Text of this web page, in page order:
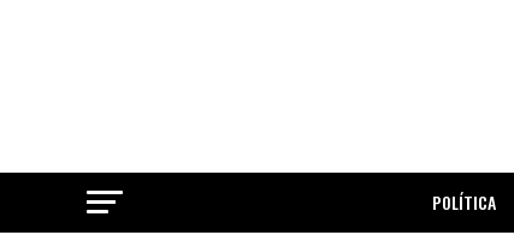
POLÍTICA